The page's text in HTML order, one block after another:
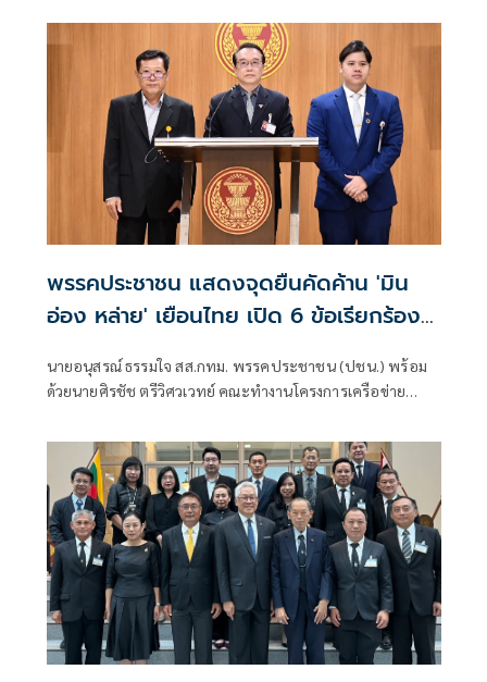
ปราบปรามอาชญากรรมข้ามชา
พรรคประชาชน แสดงจุดยืนคัดค้าน 'มิน
อ่อง หล่าย' เยือนไทย เปิด 6 ข้อเรียกร้อง
นายอนุสรณ์ ธรรมใจ สส.กทม. พรรคประชาชน (ปชน.) พร้อม
ด้วยนายศิรชัช ตรีวิศวเวทย์ คณะทำงานโครงการเครือข่าย
พัฒนาอย่างยั่งยืน แถลงคัดค้านการเยือนไทยอย่างเป็นทางการ
ของพลเอกอาวุโส มิน ออง ไลง์